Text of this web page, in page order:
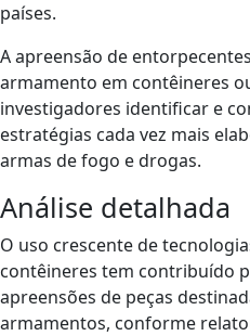
países.
A apreensão de
armamento em contêineres
investigadores identificar e
estratégias cada vez mais
armas de fogo e drogas.
Análise detalhada
O uso crescente de
contêineres tem contribuído
apreensões de peças
armamentos, conforme